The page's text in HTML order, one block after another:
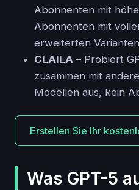
Abonnenten mit
Abonnenten mit
erweiterten Varianten
CLAILA – Probiert
zusammen mit
Modellen aus, kein
Erstellen Sie Ihr
Was GPT-5